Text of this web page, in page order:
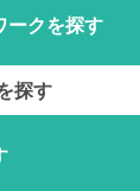
ークを探す
探す